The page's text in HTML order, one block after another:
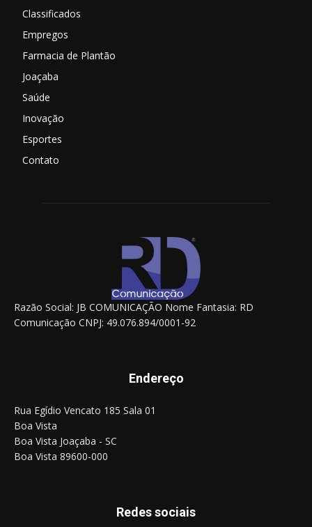
Classificados
Empregos
Farmacia de Plantão
Joaçaba
Saúde
Inovação
Esportes
Contato
Razão Social: JB COMUNICAÇÃO Nome Fantasia: RD
Comunicação CNPJ: 49.076.894/0001-92
Endereço
Rua Egídio Vencato 185 Sala 01
Boa Vista
Boa Vista Joaçaba - SC
Boa Vista 89600-000
Redes sociais